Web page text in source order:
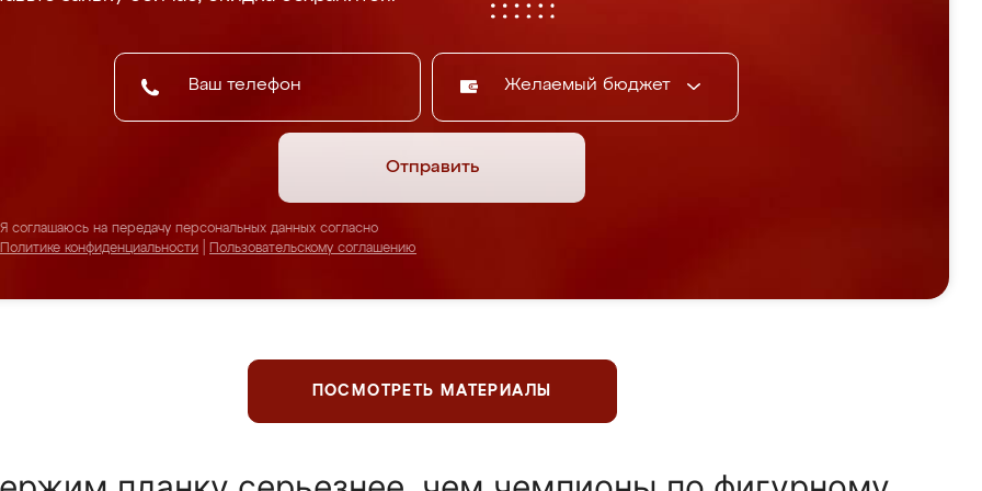
Желаемый бюджет
Отправить
Я соглашаюсь на передачу персональных данных согласно
Политике конфиденциальности
Пользовательскому соглашению
ПОСМОТРЕТЬ МАТЕРИАЛЫ